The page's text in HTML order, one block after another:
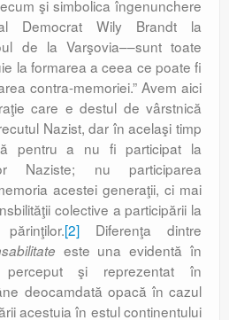
şi simbolica îngenunchere
Democrat Wily Brandt la
de la Varşovia––sunt toate
la formarea a ceea ce poate fi
contra-memoriei.” Avem aici
care e destul de vârstnică
Nazist, dar în acelaşi timp
pentru a nu fi participat la
Naziste; nu participarea
acestei generaţii, ci mai
colective a participării la
[2] Diferenţa dintre
este una evidentă în
perceput şi reprezentat în
deocamdată opacă în cazul
acestuia în estul continentului